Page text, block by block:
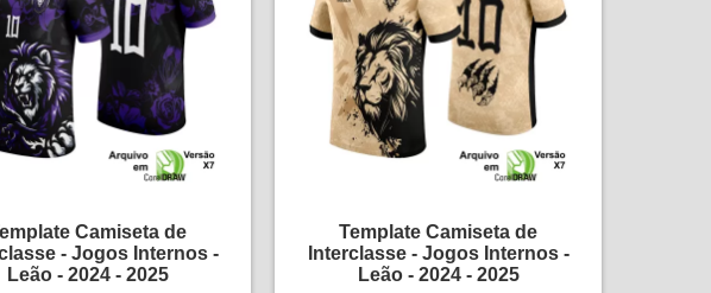
Camiseta de
- Jogos Internos -
Leão - 2024 - 2025
Template Camiseta de
Interclasse - Jogos Internos -
Leão - 2024 - 2025